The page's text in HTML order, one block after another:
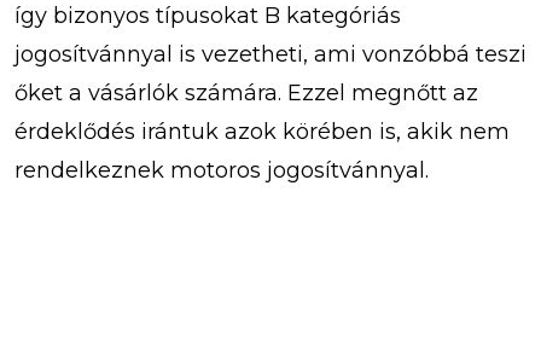
így bizonyos típusokat B kategóriás
jogosítvánnyal is vezetheti, ami vonzóbbá teszi
őket a vásárlók számára. Ezzel megnőtt az
érdeklődés irántuk azok körében is, akik nem
rendelkeznek motoros jogosítvánnyal.